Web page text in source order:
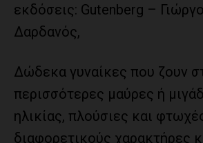
εκδόσεις: Gutenberg –
Δαρδανός,
Δώδεκα γυναίκες που ζουν
περισσότερες μαύρες ή
ηλικίας, πλούσιες και
διαφορετικούς χαρακτήρες